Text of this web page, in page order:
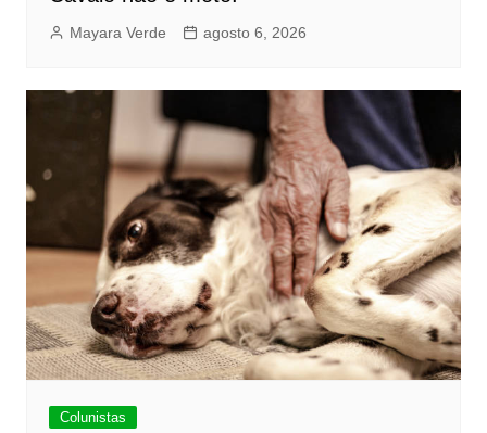
Mayara Verde agosto 6, 2026
Colunistas